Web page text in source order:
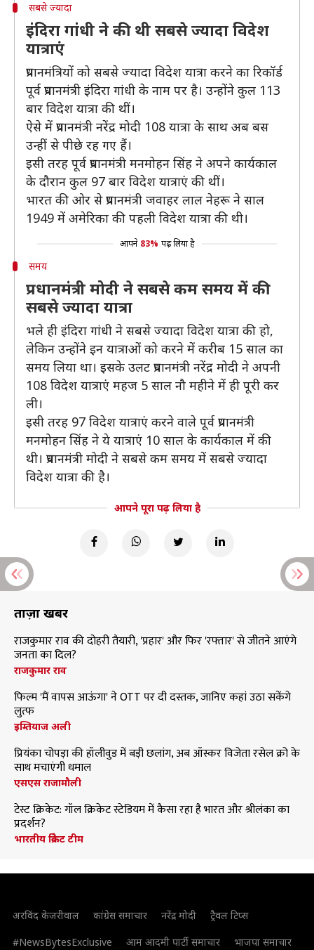
सबसे ज्यादा
इंदिरा गांधी ने की थी सबसे ज्यादा विदेश
यात्राएं
प्रधानमंत्रियों को सबसे ज्यादा विदेश यात्रा करने का रिकॉर्ड
पूर्व प्रधानमंत्री इंदिरा गांधी के नाम पर है। उन्होंने कुल 113
बार विदेश यात्रा की थीं।
ऐसे में प्रधानमंत्री नरेंद्र मोदी 108 यात्रा के साथ अब बस
उन्हीं से पीछे रह गए हैं।
इसी तरह पूर्व प्रधानमंत्री मनमोहन सिंह ने अपने कार्यकाल
के दौरान कुल 97 बार विदेश यात्राएं की थीं।
भारत की ओर से प्रधानमंत्री जवाहर लाल नेहरू ने साल
1949 में अमेरिका की पहली विदेश यात्रा की थी।
आपने 83% पढ़ लिया है
समय
प्रधानमंत्री मोदी ने सबसे कम समय में की
सबसे ज्यादा यात्रा
भले ही इंदिरा गांधी ने सबसे ज्यादा विदेश यात्रा की हो,
लेकिन उन्होंने इन यात्राओं को करने में करीब 15 साल का
समय लिया था। इसके उलट प्रधानमंत्री नरेंद्र मोदी ने अपनी
108 विदेश यात्राएं महज 5 साल नौ महीने में ही पूरी कर
ली।
इसी तरह 97 विदेश यात्राएं करने वाले पूर्व प्रधानमंत्री
मनमोहन सिंह ने ये यात्राएं 10 साल के कार्यकाल में की
थी। प्रधानमंत्री मोदी ने सबसे कम समय में सबसे ज्यादा
विदेश यात्रा की है।
आपने पूरा पढ़ लिया है
ताज़ा खबरें
राजकुमार राव की दोहरी तैयारी, 'प्रहार' और फिर 'रफ्तार' से जीतने आएंगे
जनता का दिल?
राजकुमार राव
फिल्म 'मैं वापस आऊंगा' ने OTT पर दी दस्तक, जानिए कहां उठा सकेंगे
लुत्फ
इम्तियाज अली
प्रियंका चोपड़ा की हॉलीवुड में बड़ी छलांग, अब ऑस्कर विजेता रसेल क्रो के
साथ मचाएंगी धमाल
एसएस राजामौली
टेस्ट क्रिकेट: गॉल क्रिकेट स्टेडियम में कैसा रहा है भारत और श्रीलंका का
प्रदर्शन?
भारतीय क्रिकेट टीम
अरविंद केजरीवाल कांग्रेस समाचार नरेंद्र मोदी
ट्रैवल टिप्स
#NewsBytesExclusive
आम आदमी पार्टी समाचार भाजपा समाचार